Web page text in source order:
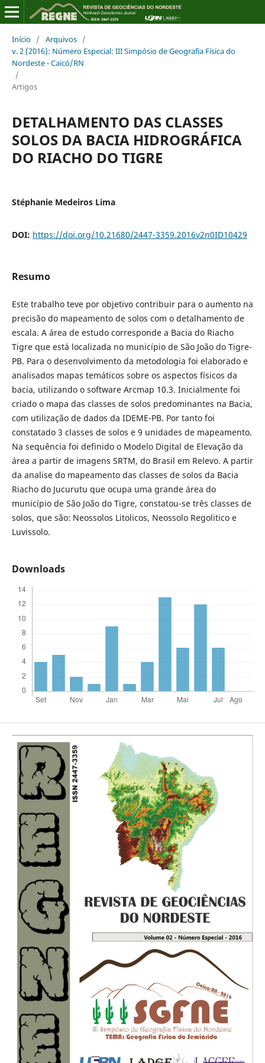
Início / Arquivos /
v. 2 (2016): Número Especial: III Simpósio de Geografia Física do
Nordeste - Caicó/RN
/
Artigos
DETALHAMENTO DAS CLASSES
SOLOS DA BACIA HIDROGRÁFICA
DO RIACHO DO TIGRE
Stéphanie Medeiros Lima
DOI: https://doi.org/10.21680/2447-3359.2016v2n0ID10429
Resumo
Este trabalho teve por objetivo contribuir para o aumento na
precisão do mapeamento de solos com o detalhamento de
escala. A área de estudo corresponde a Bacia do Riacho
Tigre que está localizada no município de São João do Tigre-
PB. Para o desenvolvimento da metodologia foi elaborado e
analisados mapas temáticos sobre os aspectos físicos da
bacia, utilizando o software Arcmap 10.3. Inicialmente foi
criado o mapa das classes de solos predominantes na Bacia,
com utilização de dados da IDEME-PB. Por tanto foi
constatado 3 classes de solos e 9 unidades de mapeamento.
Na sequência foi definido o Modelo Digital de Elevação da
área a partir de imagens SRTM, do Brasil em Relevo. A partir
da analise do mapeamento das classes de solos da Bacia
Riacho do Jucurutu que ocupa uma grande área do
município de São João do Tigre, constatou-se três classes de
solos, que são: Neossolos Litolicos, Neossolo Regolitico e
Luvissolo.
Downloads